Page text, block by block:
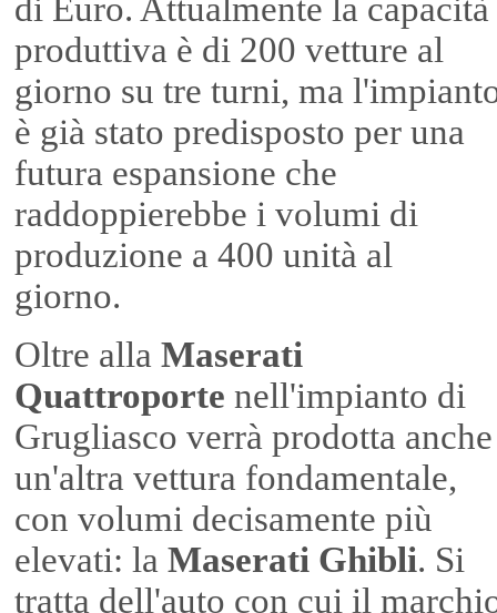
di Euro. Attualmente la capacità
produttiva è di 200 vetture al
giorno su tre turni, ma
è già stato predisposto per una
futura espansione che
raddoppierebbe i volumi di
produzione a 400 unità al
giorno.
Oltre alla Maserati
Quattroporte nell'impianto di
Grugliasco verrà prodotta anche
un'altra vettura fondamentale,
con volumi decisamente più
elevati: la Maserati Ghibli. Si
tratta dell'auto con cui il